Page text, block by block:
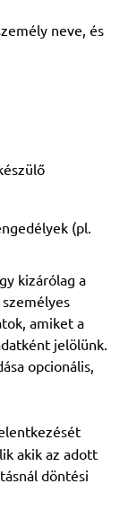
neve, és
(pl.
kizárólag a
amiket a
jelölünk.
opcionális,
akik az adott
döntési